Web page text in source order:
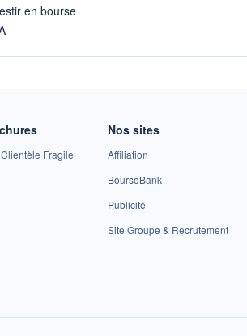
en bourse
Fragile
Nos sites
Affiliation
BoursoBank
Publicité
Site Groupe & Recrutement